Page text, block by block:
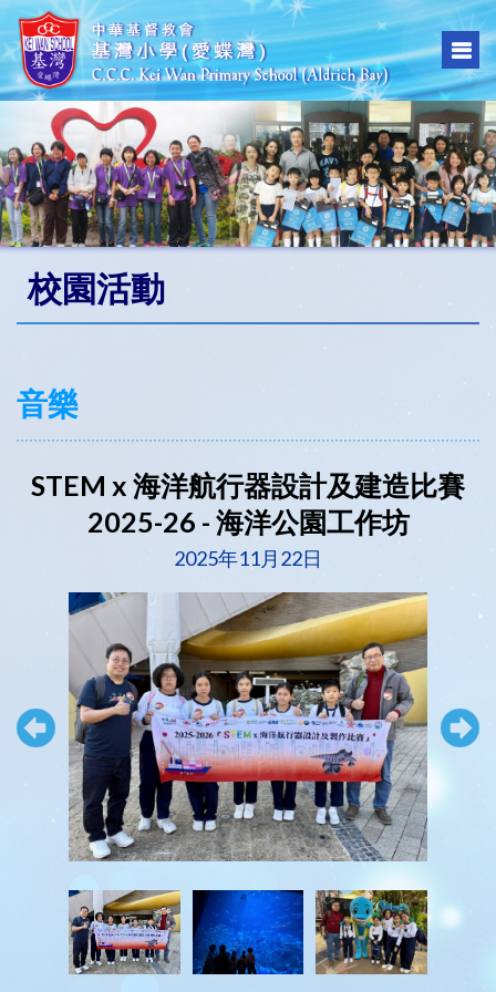
校園活動
音樂
STEM x 海洋航行器設計及建造比賽
2025-26 - 海洋公園工作坊
2025年11月22日